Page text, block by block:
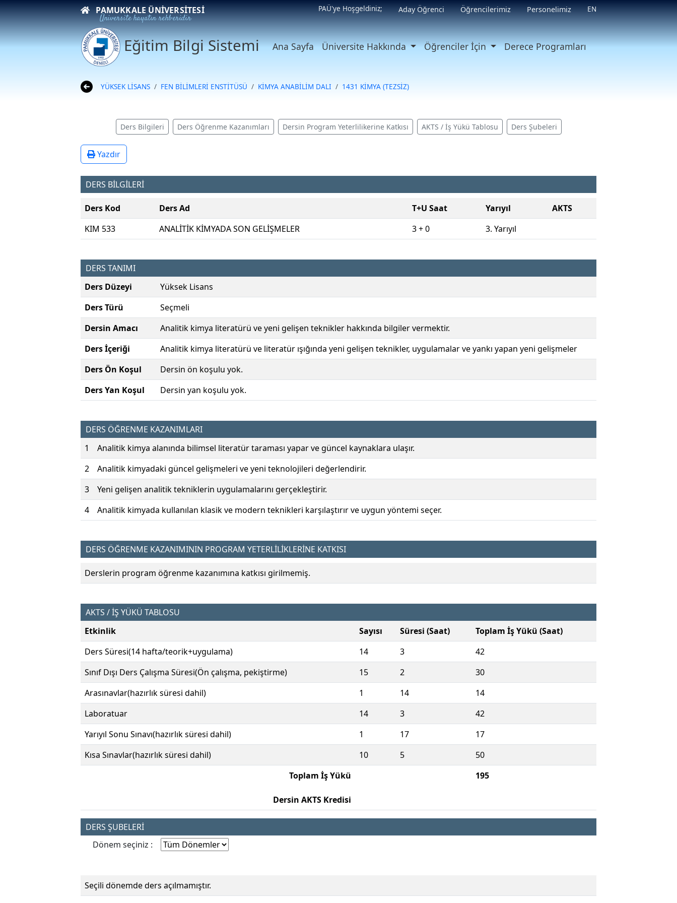
PAMUKKALE ÜNIVERSITESI
Üniversite hayatın rehberidir
PAÜ'ye Hoşgeldiniz; Aday Öğrenci Öğrencilerimiz Personelimiz EN
Eğitim Bilgi Sistemi Ana Sayfa Üniversite Hakkında Öğrenciler İçin Derece Programları
YÜKSEK LİSANS FEN BİLİMLERİ ENSTİTÜSÜ KİMYA ANABİLİM DALI 1431 KİMYA (TEZSİZ)
Ders Bilgileri Ders Öğrenme Kazanımları Dersin Program Yeterlilikerine Katkısı AKTS / İş Yükü Tablosu Ders Şubeleri
Yazdır
DERS BİLGİLERİ
Ders Kod Ders Ad T+U Saat Yarıyıl
AKTS
KIM 533
ANALİTİK KİMYADA SON GELİŞMELER 3 + 0 3. Yarıyıl
DERS TANIMI
Ders Düzeyi
Yüksek Lisans
Ders Türü
Seçmeli
Dersin Amacı
Analitik kimya literatürü ve yeni gelişen teknikler hakkında bilgiler vermektir.
Ders İçeriği
Analitik kimya literatürü ve literatür ışığında yeni gelişen teknikler, uygulamalar ve yankı yapan yeni gelişmeler
Ders Ön Koşul
Dersin ön koşulu yok.
Ders Yan Koşul
Dersin yan koşulu yok.
DERS ÖĞRENME KAZANIMLARI
1
Analitik kimya alanında bilimsel literatür taraması yapar ve güncel kaynaklara ulaşır.
2
Analitik kimyadaki güncel gelişmeleri ve yeni teknolojileri değerlendirir.
3
Yeni gelişen analitik tekniklerin uygulamalarını gerçekleştirir.
4
Analitik kimyada kullanılan klasik ve modern teknikleri karşılaştırır ve uygun yöntemi seçer.
DERS ÖĞRENME KAZANIMININ PROGRAM YETERLİLİKLERİNE KATKISI
Derslerin program öğrenme kazanımına katkısı girilmemiş.
AKTS / İŞ YÜKÜ TABLOSU
Etkinlik
Sayısı Süresi (Saat)
Toplam İş Yükü (Saat)
Ders Süresi(14 hafta/teorik+uygulama)
14 3
42
Sınıf Dışı Ders Çalışma Süresi(Ön çalışma, pekiştirme)
15 2
30
Arasınavlar(hazırlık süresi dahil)
1 14
14
Laboratuar
14 3
42
Yarıyıl Sonu Sınavı(hazırlık süresi dahil)
1 17
17
Kısa Sınavlar(hazırlık süresi dahil)
10 5
50
Toplam İş Yükü
Dersin AKTS Kredisi
195
DERS ŞUBELERİ
Dönem seçiniz :
Seçili dönemde ders açılmamıştır.